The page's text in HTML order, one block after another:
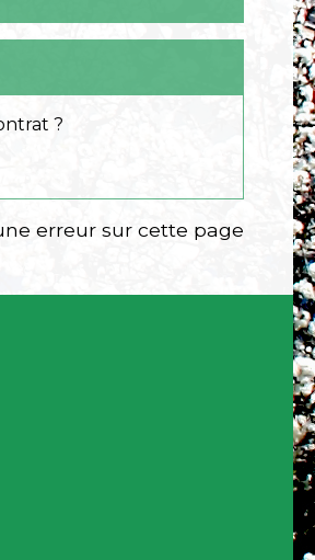
?
erreur sur cette page